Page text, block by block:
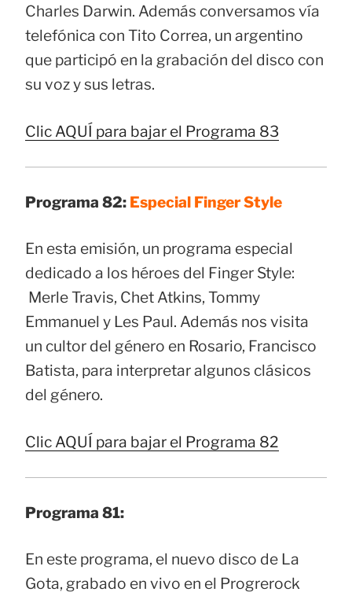
Charles Darwin. Además conversamos vía
telefónica con Tito Correa, un argentino
que participó en la grabación del disco con
su voz y sus letras.
Clic AQUÍ para bajar el Programa 83
Programa 82: Especial Finger Style
En esta emisión, un programa especial
dedicado a los héroes del Finger Style:
Merle Travis, Chet Atkins, Tommy
Emmanuel y Les Paul. Además nos visita
un cultor del género en Rosario, Francisco
Batista, para interpretar algunos clásicos
del género.
Clic AQUÍ para bajar el Programa 82
Programa 81:
En este programa, el nuevo disco de La
Gota, grabado en vivo en el Progrerock